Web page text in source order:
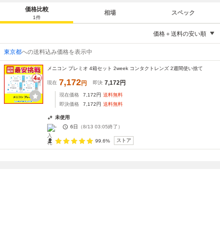
価格比較
1件
相場 スペック
価格＋送料の安い順
東京都への送料込み価格を表示中
メニコン プレミオ 4箱セット 2week コンタクトレンズ 2週間使い捨て
現在 7,172円 即決 7,172円
現在価格 7,172円 送料無料
即決価格
7,172円 送料無料
未使用
-
6日 （8/13 03:05終了）
99.6% ストア